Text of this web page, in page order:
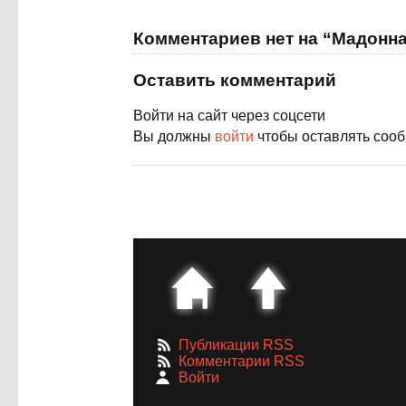
Комментариев нет на
Оставить комментарий
Войти на сайт через соцсети
Вы должны войти чтобы оставлять
Публикации RSS
Комментарии RSS
Войти